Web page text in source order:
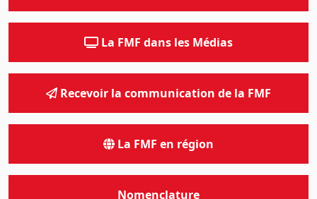
La FMF dans les Médias
Recevoir la communication de la FMF
La FMF en région
Nomenclature